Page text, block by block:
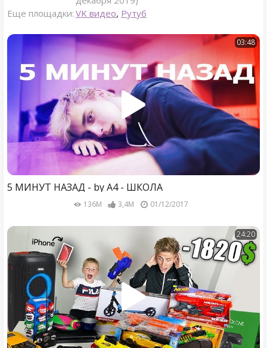
Еще площадки: VK видео, Рутуб
03:48
5 МИНУТ НАЗАД - by A4 - ШКОЛА
136M 3,4M 01/12/2017
24:20